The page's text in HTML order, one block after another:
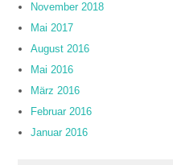
November 2018
Mai 2017
August 2016
Mai 2016
März 2016
Februar 2016
Januar 2016